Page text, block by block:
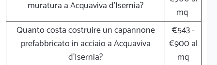
muratura a Acquaviva d'Isernia?
mq
Quanto costa costruire un capannone
prefabbricato in acciaio a Acquaviva
d'Isernia?
€543 -
€900 al
mq